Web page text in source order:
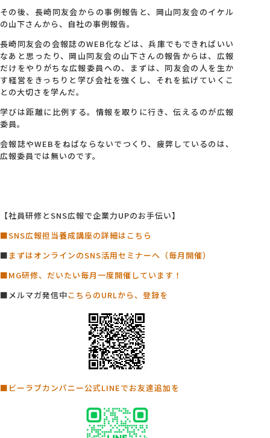
その後、長崎同友会からの事例報告と、岡山同友会のイケル
の山下さんから、自社の事例報告。
長崎同友会の会報誌のWEB化などは、兵庫でもできればいい
なあと思ったり、岡山同友会の山下さんの報告からは、広報
だけをやりがちな広報委員への、まずは、同友会の人を生か
す経営をきっちりと学び会社を強くし、それを拡げていくこ
との大切さを学んだ。
学びは距離に比例する。情報を取りに行き、伝えるのが広報
委員。
会報誌やWEBをねばならないでつくり、疲弊しているのは、
広報委員では無いのです。
【社員研修とSNS広報で企業力UPのお手伝い】
■SNS広報担当養成講座の詳細はこちら
■ まずはオンラインのSNS活用セミナーへ（毎月開催）
■MG研修、だいたい毎月一度開催しています！
■メルマガ発信中こちらのURLから、登録を
■ビーラブカンパニー公式LINEでお友達追加を